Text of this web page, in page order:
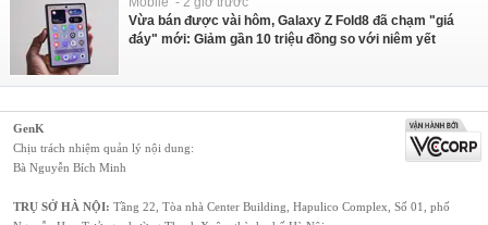
Vừa bán được vài hôm, Galaxy Z Fold8 đã chạm "giá
đáy" mới: Giảm gần 10 triệu đồng so với niêm yết
GenK
Chịu trách nhiệm quản lý nội dung:
Bà Nguyễn Bích Minh
TRỤ SỞ HÀ NỘI: Tầng 22, Tòa nhà Center Building, Hapulico Complex, Số 01, phố